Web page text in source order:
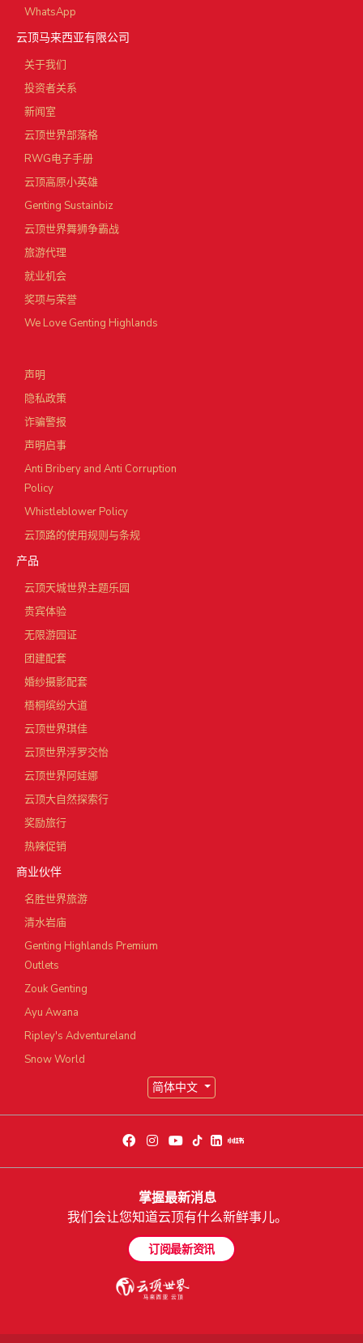
WhatsApp
云顶马来西亚有限公司
关于我们
投资者关系
新闻室
云顶世界部落格
RWG电子手册
云顶高原小英雄
Genting Sustainbiz
云顶世界舞狮争霸战
旅游代理
就业机会
奖项与荣誉
We Love Genting Highlands
声明
隐私政策
诈骗警报
声明启事
Anti Bribery and Anti Corruption
Policy
Whistleblower Policy
云顶路的使用规则与条规
产品
云顶天城世界主题乐园
贵宾体验
无限游园证
团建配套
婚纱摄影配套
梧桐缤纷大道
云顶世界琪佳
云顶世界浮罗交怡
云顶世界阿娃娜
云顶大自然探索行
奖励旅行
热辣促销
商业伙伴
名胜世界旅游
清水岩庙
Genting Highlands Premium
Outlets
Zouk Genting
Ayu Awana
Ripley's Adventureland
Snow World
简体中文
掌握最新消息
我们会让您知道云顶有什么新鲜事儿。
订阅最新资讯